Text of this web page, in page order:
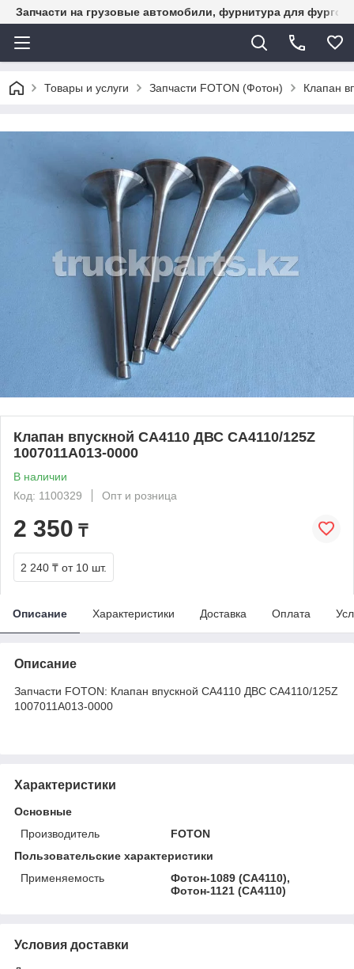
Запчасти на грузовые автомобили, фурнитура для
Товары и услуги Запчасти FOTON (Фотон) Клапан
Клапан впускной CA4110 ДВС CA4110/125Z
1007011A013-0000
В наличии
Код: 1100329
Опт и розница
2 350 ₸
2 240 ₸ от 10 шт.
Описание Характеристики Доставка Оплата
Описание
Запчасти FOTON: Клапан впускной CA4110 ДВС CA4110/125Z
1007011A013-0000
Характеристики
Основные
Производитель
FOTON
Пользовательские характеристики
Применяемость
Фотон-1089 (CA4110),
Фотон-1121 (CA4110)
Условия доставки